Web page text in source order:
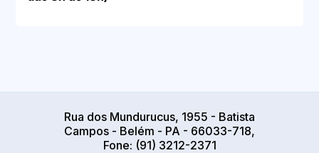
Rua dos Mundurucus, 1955 - Batista
Campos - Belém - PA - 66033-718,
Fone: (91) 3212-2371